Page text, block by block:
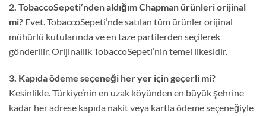
2. TobaccoSepeti’nden aldığım Chapman ürünleri orijinal
mi? Evet. TobaccoSepeti’nde satılan tüm ürünler orijinal
mühürlü kutularında ve en taze partilerden seçilerek
gönderilir. Orijinallik TobaccoSepeti’nin temel ilkesidir.
3. Kapıda ödeme seçeneği her yer için geçerli mi?
Kesinlikle. Türkiye’nin en uzak köyünden en büyük şehrine
kadar her adrese kapıda nakit veya kartla ödeme seçeneğiyle